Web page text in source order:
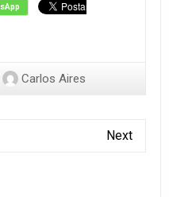
Carlos Aires
Next